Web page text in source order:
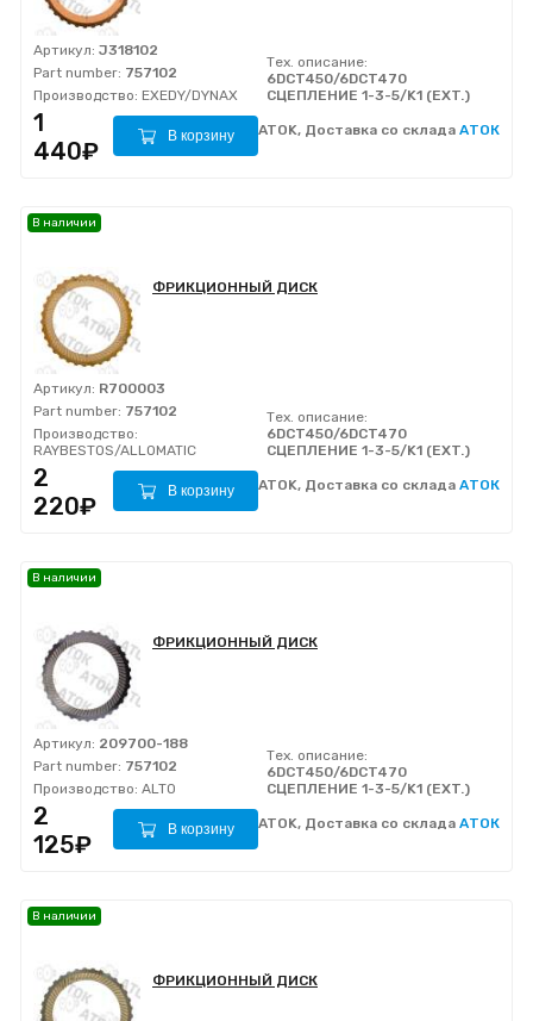
Артикул: J318102
Part number: 757102
Производство: EXEDY/DYNAX
Тех. описание:
6DCT450/6DCT470
СЦЕПЛЕНИЕ 1-3-5/K1 (EXT.)
1
440₽
В корзину ATOK, Доставка со склада АТОК
ФРИКЦИОННЫЙ ДИСК
Артикул: R700003
Part number: 757102
Производство:
RAYBESTOS/ALLOMATIC
Тех. описание:
6DCT450/6DCT470
СЦЕПЛЕНИЕ 1-3-5/K1 (EXT.)
В наличии
2
220₽
В корзину ATOK, Доставка со склада АТОК
ФРИКЦИОННЫЙ ДИСК
Артикул: 209700-188
Part number: 757102
Производство: ALTO
Тех. описание:
6DCT450/6DCT470
СЦЕПЛЕНИЕ 1-3-5/K1 (EXT.)
В наличии
2
125₽
В корзину ATOK, Доставка со склада АТОК
ФРИКЦИОННЫЙ ДИСК
В наличии